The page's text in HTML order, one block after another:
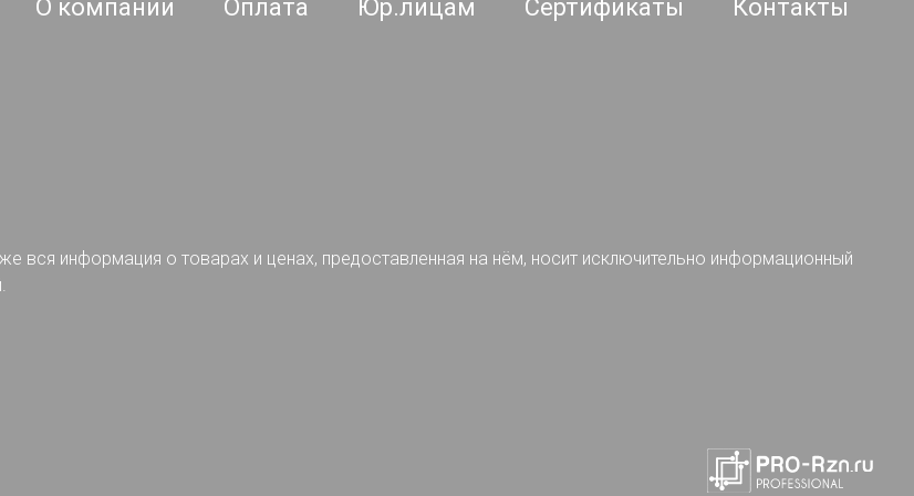
О компании Оплата Юр.лицам Сертификаты Контакты
вся информация о товарах и ценах, предоставленная на нём, носит исключительно информационный